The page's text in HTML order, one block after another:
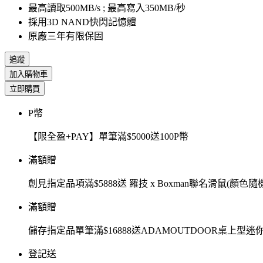
最高讀取500MB/s ; 最高寫入350MB/秒
採用3D NAND快閃記憶體
原廠三年有限保固
追蹤
加入購物車
立即購買
P幣
【限全盈+PAY】單筆滿$5000送100P幣
滿額贈
創見指定品項滿$5888送 羅技 x Boxman聯名滑鼠(顏色隨
滿額贈
儲存指定品單筆滿$16888送ADAMOUTDOOR桌上型迷
登記送